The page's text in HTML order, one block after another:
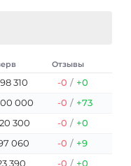
Отзывы
310 -0 / +0
000 -0 / +73
300 -0 / +0
060 -0 / +9
390 -0 / +0